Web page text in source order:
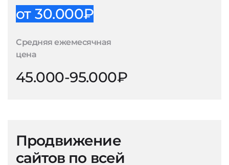
от 30.000₽
Средняя ежемесячная
цена
45.000-95.000₽
Продвижение
сайтов по всей